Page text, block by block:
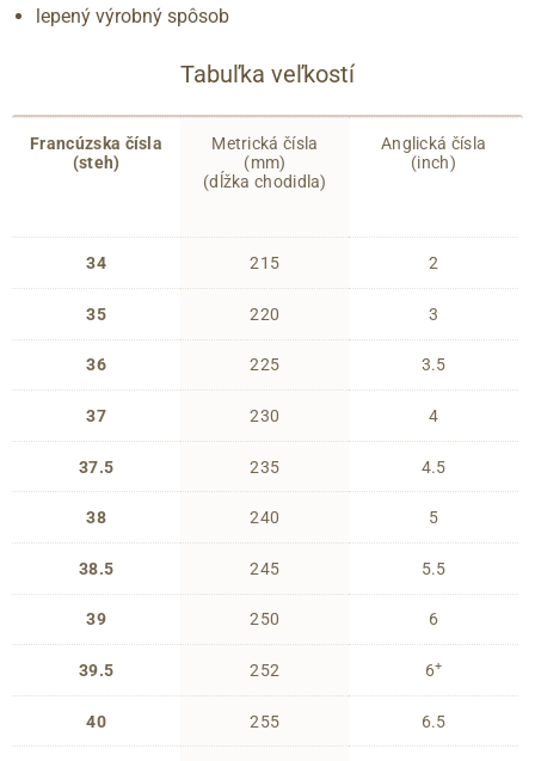
lepený výrobný spôsob
Tabuľka veľkostí
Francúzska čísla
(steh)
34
35
36
37
37.5
38
38.5
39
39.5
40
Metrická čísla
(mm)
(dĺžka chodidla)
215
220
225
230
235
240
245
250
252
255
Anglická čísla
(inch)
2
3
3.5
4
4.5
5
5.5
6
6+
6.5